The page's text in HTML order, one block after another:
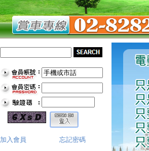
加入會員 忘記密碼